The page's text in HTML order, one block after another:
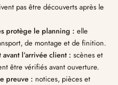
pas être découverts après le
protège le planning : elle
de montage et de finition.
l’arrivée client : scènes et
être vérifiés avant ouverture.
preuve : notices, pièces et